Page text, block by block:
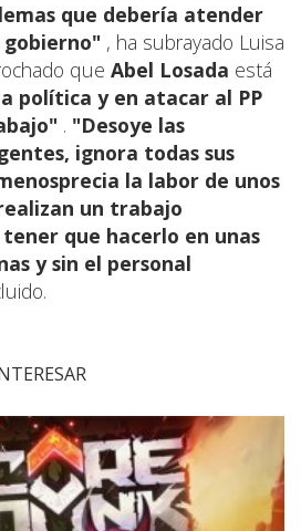
que debería atender
gobierno" , ha subrayado Luisa
que Abel Losada está
política y en atacar al PP
. "Desoye las
ignora todas sus
la labor de unos
un trabajo
que hacerlo en unas
y sin el personal